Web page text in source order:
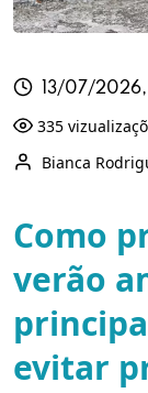
13/07/2026,
335
Bianca
Como
verão
evitar